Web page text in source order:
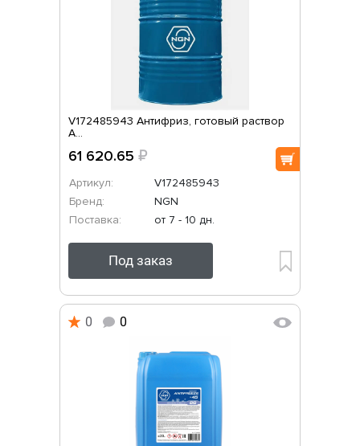
V172485943 Антифриз, готовый раствор
A...
61 620.65 ₽
Артикул:
V172485943
Бренд:
NGN
Поставка:
от 7 - 10 дн.
Под заказ
0 0